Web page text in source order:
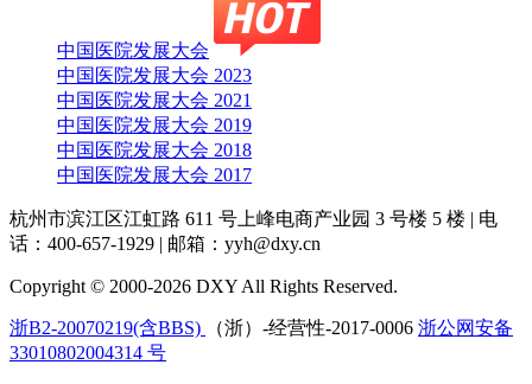
中国医院发展大会
中国医院发展大会 2023
中国医院发展大会 2021
中国医院发展大会 2019
中国医院发展大会 2018
中国医院发展大会 2017
杭州市滨江区江虹路 611 号上峰电商产业园 3 号楼 5 楼 | 电
话：400-657-1929 | 邮箱：yyh@dxy.cn
Copyright © 2000-2026 DXY All Rights Reserved.
浙B2-20070219(含BBS) （浙）-经营性-2017-0006 浙公网安备
33010802004314 号